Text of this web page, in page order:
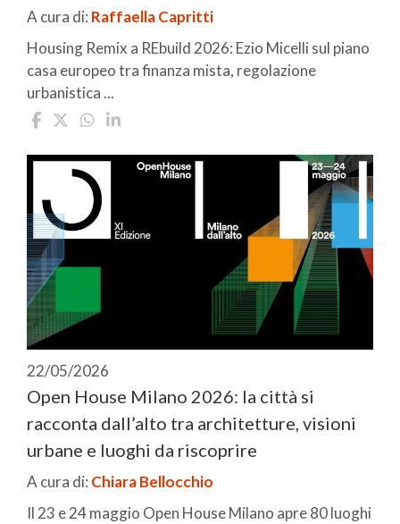
A cura di: Raffaella Capritti
Housing Remix a REbuild 2026: Ezio Micelli sul piano
casa europeo tra finanza mista, regolazione
urbanistica ...
22/05/2026
Open House Milano 2026: la città si
racconta dall’alto tra architetture, visioni
urbane e luoghi da riscoprire
A cura di: Chiara Bellocchio
Il 23 e 24 maggio Open House Milano apre 80 luoghi